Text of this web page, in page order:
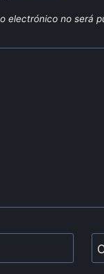
electrónico no será